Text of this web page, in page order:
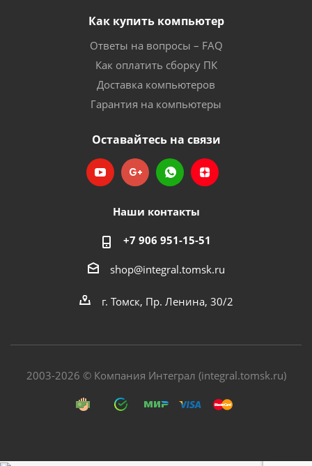
Как купить компьютер
Ответы на вопросы – FAQ
Как оплатить сборку ПК
Доставка компьютеров
Гарантия на компьютеры
Оставайтесь на связи
Наши контакты
+7 906 951-15-51
shop@integral.tomsk.ru
г. Томск, Пр. Ленина, 30/2
2003-2026 © Компания Интеграл (integral.tomsk.ru)